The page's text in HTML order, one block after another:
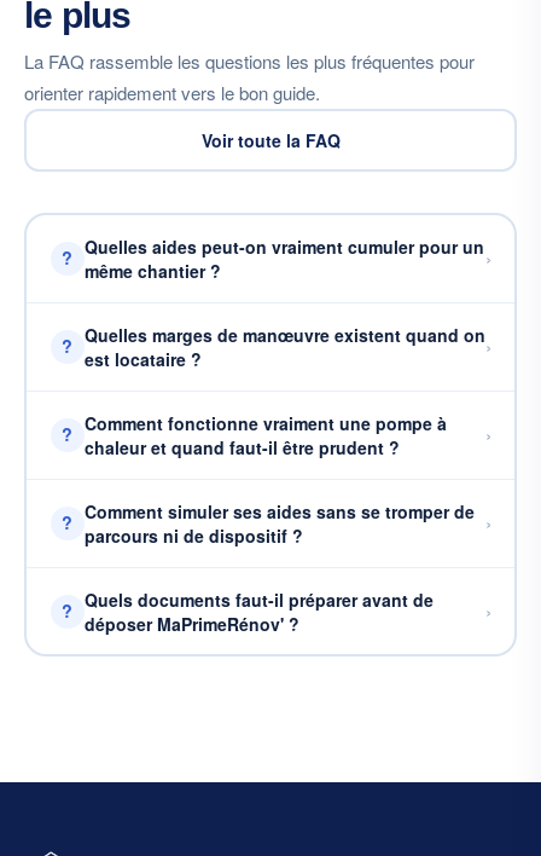
le plus
La FAQ rassemble les questions les plus fréquentes pour
orienter rapidement vers le bon guide.
Voir toute la FAQ
? Quelles aides peut-on vraiment cumuler pour un
même chantier ?
›
? Quelles marges de manœuvre existent quand on
est locataire ?
›
? Comment fonctionne vraiment une pompe à
chaleur et quand faut-il être prudent ?
›
? Comment simuler ses aides sans se tromper de
parcours ni de dispositif ?
›
? Quels documents faut-il préparer avant de
déposer MaPrimeRénov' ?
›